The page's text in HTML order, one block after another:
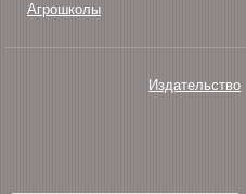
Агрошколы
Издательство